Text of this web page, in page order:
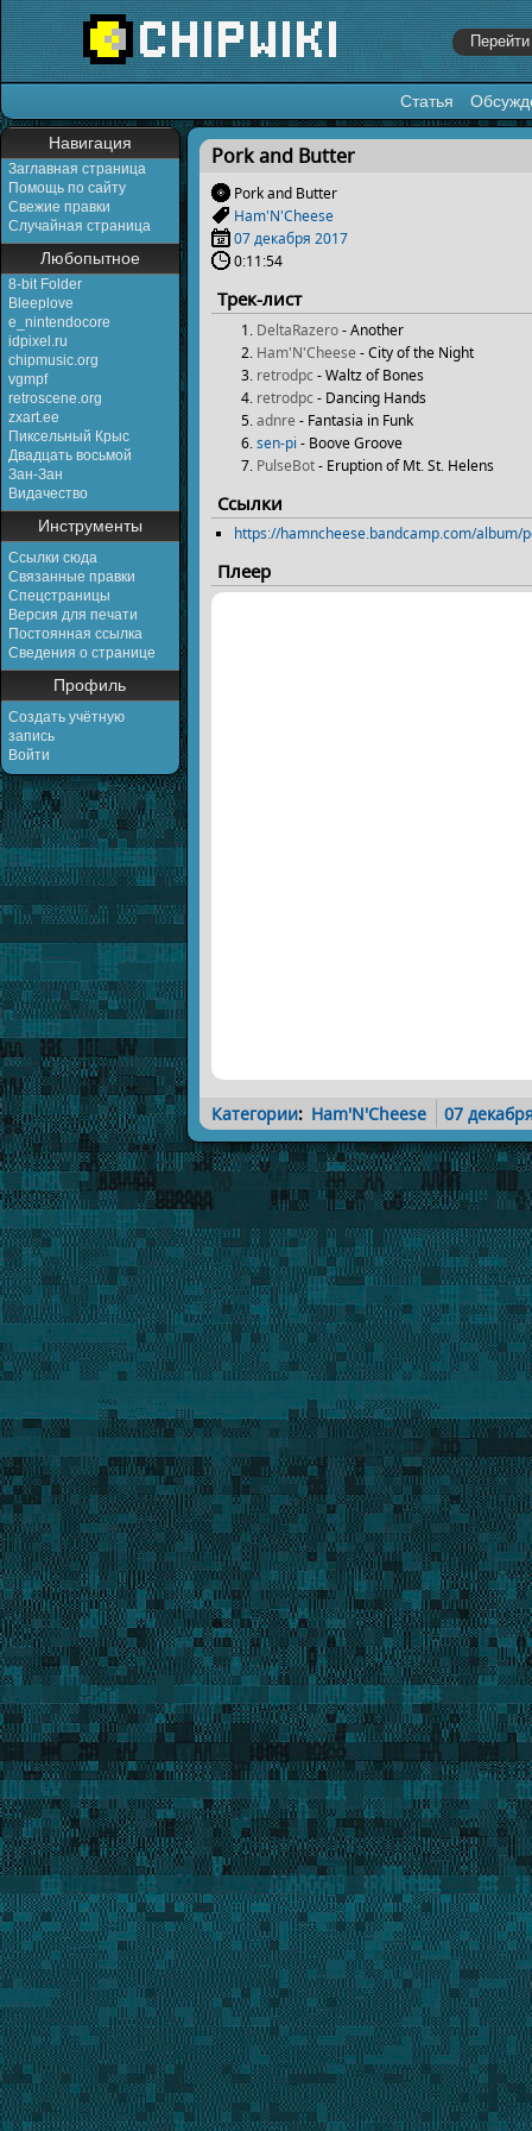
Статья
Навигация
Заглавная страница
Помощь по сайту
Свежие правки
Случайная страница
Любопытное
8-bit Folder
Bleeplove
e_nintendocore
idpixel.ru
chipmusic.org
vgmpf
retroscene.org
zxart.ee
Пиксельный Крыс
Двадцать восьмой
Зан-Зан
Видачество
Инструменты
Ссылки сюда
Связанные правки
Спецстраницы
Версия для печати
Постоянная ссылка
Сведения о странице
Профиль
Создать учётную
запись
Войти
Перейти к:навигация,поиск
Pork and Butter
Pork and Butter
Ham'N'Cheese
07 декабря 2017
0:11:54
Трек-лист
DeltaRazero- Another
Ham'N'Cheese - City of the Night
retrodpc- Waltz of Bones
retrodpc- Dancing Hands
adnre - Fantasia in Funk
sen-pi - Boove Groove
PulseBot- Eruption of Mt. St. Helens
Ссылки
https://hamncheese.bandcamp.com/album/
Плеер
Категории: Ham'N'Cheese 07